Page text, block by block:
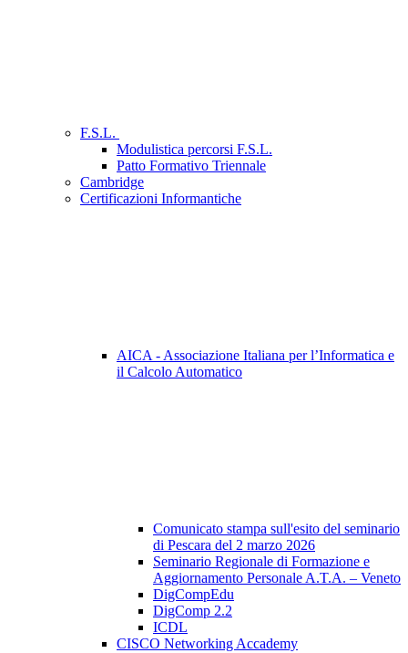
F.S.L.
Modulistica percorsi F.S.L.
Patto Formativo Triennale
Cambridge
Certificazioni Informantiche
AICA - Associazione Italiana per l’Informatica e
il Calcolo Automatico
Comunicato stampa sull'esito del seminario
di Pescara del 2 marzo 2026
Seminario Regionale di Formazione e
Aggiornamento Personale A.T.A. – Veneto
DigCompEdu
DigComp 2.2
ICDL
CISCO Networking Accademy